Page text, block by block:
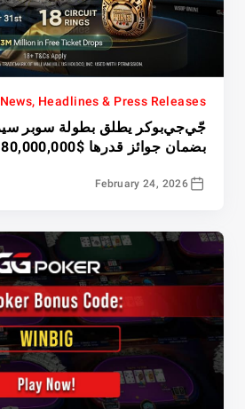
News, Headlines & Press Releases
بضمان جوائز قدرها $180,000,000
February 24, 2026